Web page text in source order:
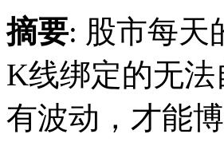
摘要: 股市每天
K线绑定的无
有波动，才能